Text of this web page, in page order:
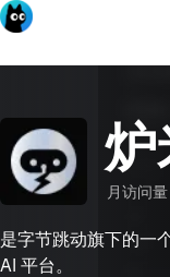
月访问量
是字节跳动旗下的一
AI 平台。